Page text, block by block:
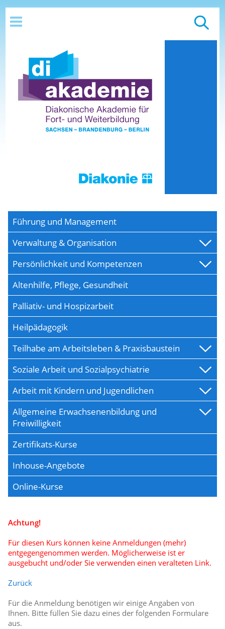
Führung und Management
Verwaltung & Organisation
Persönlichkeit und Kompetenzen
Altenhilfe, Pflege, Gesundheit
Palliativ- und Hospizarbeit
Heilpädagogik
Teilhabe am Arbeitsleben & Praxisbaustein
Soziale Arbeit und Sozialpsychiatrie
Arbeit mit Kindern und Jugendlichen
Allgemeine Erwachsenenbildung und
Freiwilligkeit
Zertifikats-Kurse
Inhouse-Angebote
Online-Kurse
Achtung!
Für diesen Kurs können keine Anmeldungen (mehr)
entgegengenommen werden. Möglicherweise ist er
ausgebucht und/oder Sie verwenden einen veralteten Link.
Zurück
Für die Anmeldung benötigen wir einige Angaben von
Ihnen. Bitte füllen Sie dazu eines der folgenden Formulare
aus.